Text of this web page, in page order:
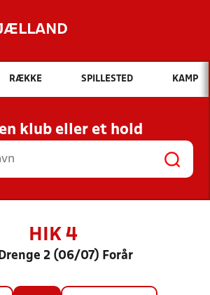
Hvad vil du søge efter?
INDHOLD OG NYHEDER
RESULTATER, KLUBBER OG
HOLD
RÆKKE SPILLESTED KAMP
klub eller et hold
HIK 4
2 (06/07) Forår